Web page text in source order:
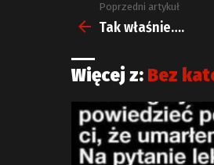
Zobacz
więcej
Poprzedni artykuł
Tak właśnie….
Więcej z: Bez